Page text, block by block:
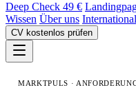
Deep Check 49 €
Wissen Über uns International
CV kostenlos prüfen
MARKTPULS ·